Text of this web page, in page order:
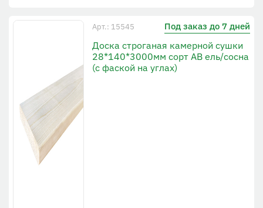
Арт.: 15545 Под заказ до 7 дней
Доска строганая камерной сушки
28*140*3000мм сорт АВ ель/сосна
(с фаской на углах)